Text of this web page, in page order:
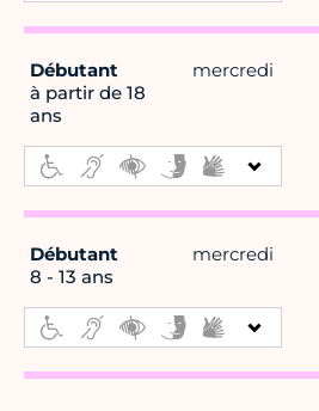
Débutant
à partir de 18
ans
mercredi
Débutant
8 - 13 ans
mercredi